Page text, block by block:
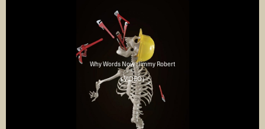
Why Words Now : Jimmy Robert
( VIDEO )